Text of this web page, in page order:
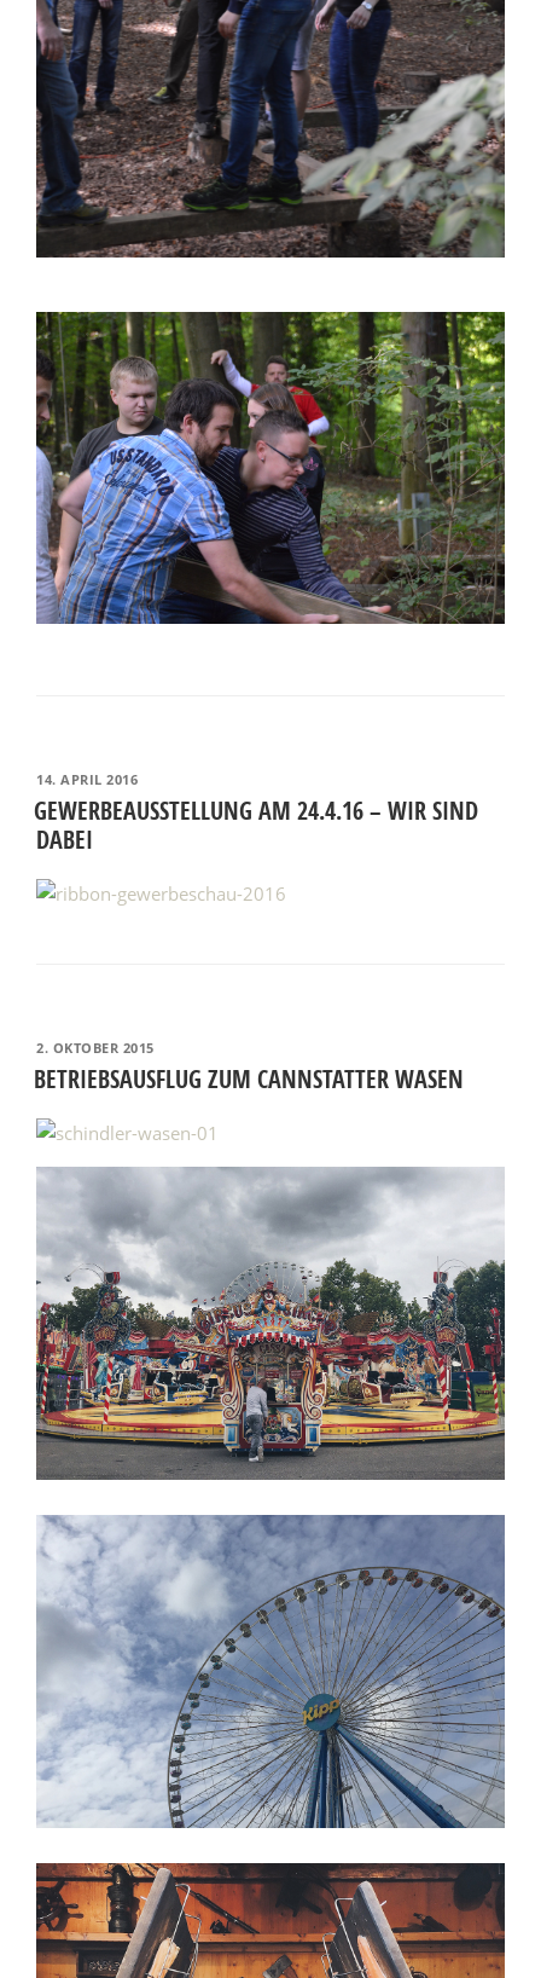
VERÖFFENTLICHT
AM
14. APRIL 2016
GEWERBEAUSSTELLUNG AM 24.4.16 – WIR SIND
DABEI
VERÖFFENTLICHT
AM
2. OKTOBER 2015
BETRIEBSAUSFLUG ZUM CANNSTATTER WASEN